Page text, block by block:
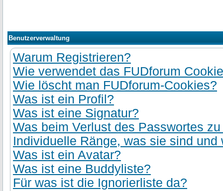
Benutzerverwaltung
Warum Registrieren?
Wie verwendet das FUDforum
Wie löscht man FUDforum-Cookies?
Was ist ein Profil?
Was ist eine Signatur?
Was beim Verlust des Passwortes
Individuelle Ränge, was sie sind und
Was ist ein Avatar?
Was ist eine Buddyliste?
Für was ist die Ignorierliste da?